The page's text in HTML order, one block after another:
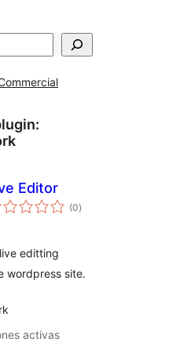
Editor
(0total
de
)
editting
wordpress site.
activas